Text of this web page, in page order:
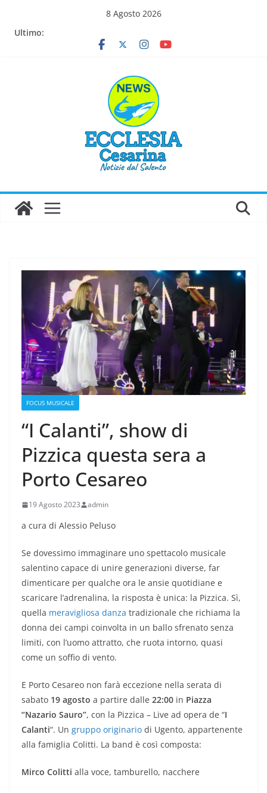
8 Agosto 2026
Ultimo:
FOCUS MUSICALE
“I Calanti”, show di
Pizzica questa sera a
Porto Cesareo
19 Agosto 2023 admin
a cura di Alessio Peluso
Se dovessimo immaginare uno spettacolo musicale
salentino capace di unire generazioni diverse, far
dimenticare per qualche ora le ansie quotidiane e
scaricare l’adrenalina, la risposta è unica: la Pizzica. Sì,
quella meravigliosa danza tradizionale che richiama la
donna dei campi coinvolta in un ballo sfrenato senza
limiti, con l’uomo attratto, che ruota intorno, quasi
come un soffio di vento.
E Porto Cesareo non farà eccezione nella serata di
sabato 19 agosto a partire dalle 22:00 in Piazza
“Nazario Sauro”, con la Pizzica – Live ad opera de “I
Calanti“. Un gruppo originario di Ugento, appartenente
alla famiglia Colitti. La band è così composta:
Mirco Colitti alla voce, tamburello, nacchere